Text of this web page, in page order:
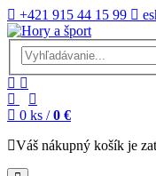
+421 915 44 15 99
0 ks / 0 €
Váš nákupný košík je